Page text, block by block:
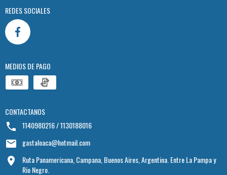
REDES SOCIALES
MEDIOS DE PAGO
CONTACTANOS
1140980216 / 1130188016
gastaloaca@hotmail.com
Ruta Panamericana, Campana, Buenos Aires, Argentina. Entre La Pampa y
Rio Negro.